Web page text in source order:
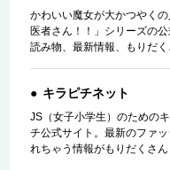
かわいい魔女が大かつやく
医者さん！！」シリーズの
読み物、最新情報、もりだ
キラピチネット
JS（女子小学生）のための
チ公式サイト。最新のファ
れちゃう情報がもりだくさん